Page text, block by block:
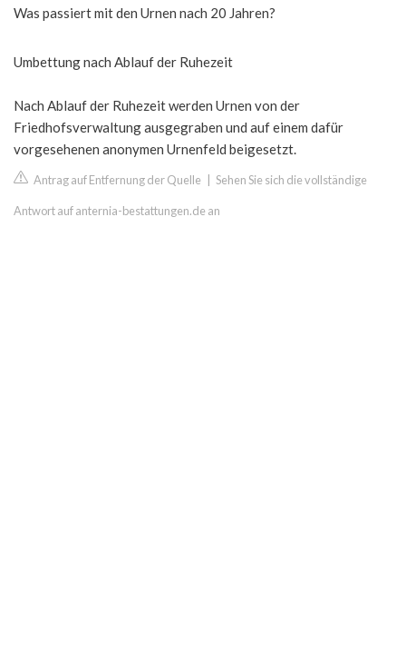
Was passiert mit den Urnen nach 20 Jahren?
Umbettung nach Ablauf der Ruhezeit
Nach Ablauf der Ruhezeit werden Urnen von der
Friedhofsverwaltung ausgegraben und auf einem dafür
vorgesehenen anonymen Urnenfeld beigesetzt.
Antrag auf Entfernung der Quelle Sehen Sie sich die vollständige
Antwort auf anternia-bestattungen.de an